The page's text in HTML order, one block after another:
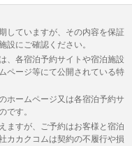
していますが、その内容を保証
設にご確認ください。
、各宿泊予約サイトや宿泊施設
ページ等にて公開されている特
ホームページ又は各宿泊予約サ
です。
ますが、ご予約はお客様と宿泊
カカクコムは契約の不履行や損